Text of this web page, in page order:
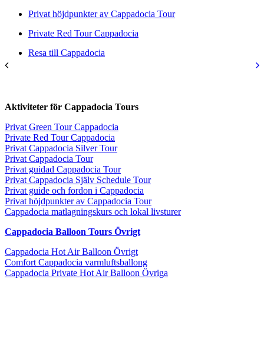
Privat höjdpunkter av Cappadocia Tour
Private Red Tour Cappadocia
Resa till Cappadocia
Aktiviteter för Cappadocia Tours
Privat Green Tour Cappadocia
Private Red Tour Cappadocia
Privat Cappadocia Silver Tour
Privat Cappadocia Tour
Privat guidad Cappadocia Tour
Privat Cappadocia Själv Schedule Tour
Privat guide och fordon i Cappadocia
Privat höjdpunkter av Cappadocia Tour
Cappadocia matlagningskurs och lokal livsturer
Cappadocia Balloon Tours Övrigt
Cappadocia Hot Air Balloon Övrigt
Comfort Cappadocia varmluftsballong
Cappadocia Private Hot Air Balloon Övriga